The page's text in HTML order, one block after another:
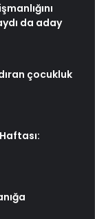
da aday
çocukluk